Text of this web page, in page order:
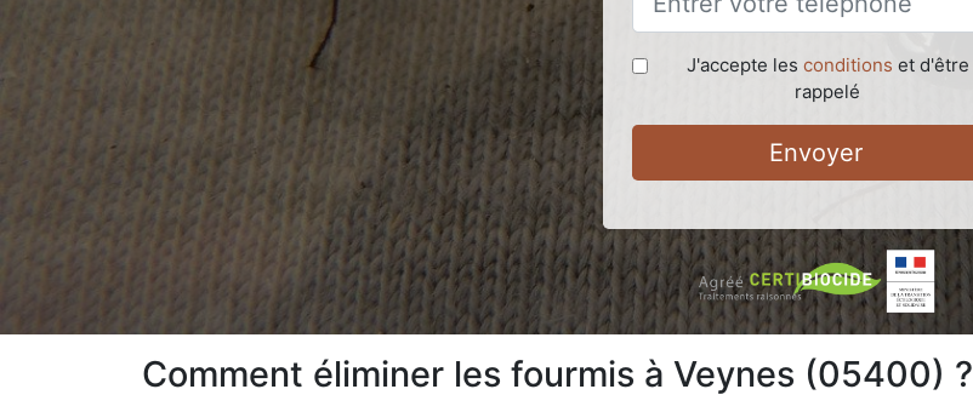
J'accepte les conditions et d'être
rappelé
Envoyer
Comment éliminer les fourmis à Veynes (05400) ?